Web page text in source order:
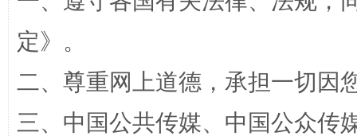
定》。
二、尊重网上道德，承担一切因
三、中国公共传媒、中国公众传